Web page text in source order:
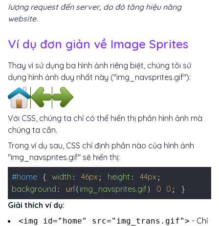
lượng request đến server, do đó tăng hiệu năng
website.
Ví dụ đơn giản về Image Sprites
Thay vì sử dụng ba hình ảnh riêng biệt, chúng tôi sử
dụng hình ảnh duy nhất này ("img_navsprites.gif"):
Với CSS, chúng ta chỉ có thể hiển thị phần hình ảnh mà
chúng ta cần.
Trong ví dụ sau, CSS chỉ định phần nào của hình ảnh
"img_navsprites.gif" sẽ hiển thị:
#home { width : 46px ; height : 44px ;
background : url ( img_navsprites.gif) 0 0 ; }
Giải thích ví dụ:
<img id="home" src="img_trans.gif"> - Chỉ